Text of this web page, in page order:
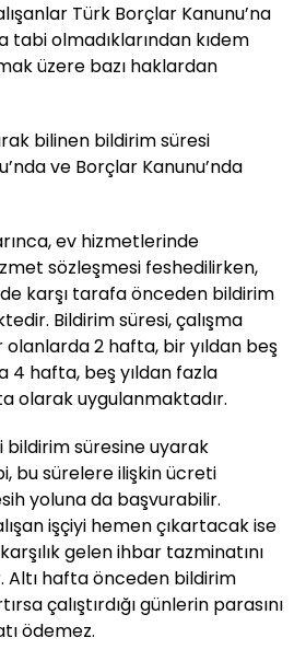
Türk Borçlar Kanunu’na
tabi olmadıklarından kıdem
üzere bazı haklardan
bilinen bildirim süresi
ve Borçlar Kanunu’nda
ev hizmetlerinde
sözleşmesi feshedilirken,
karşı tarafa önceden bildirim
Bildirim süresi, çalışma
olanlarda 2 hafta, bir yıldan beş
4 hafta, beş yıldan fazla
olarak uygulanmaktadır.
bildirim süresine uyarak
bu sürelere ilişkin ücreti
yoluna da başvurabilir.
işçiyi hemen çıkartacak ise
gelen ihbar tazminatını
Altı hafta önceden bildirim
çalıştırdığı günlerin parasını
ödemez.